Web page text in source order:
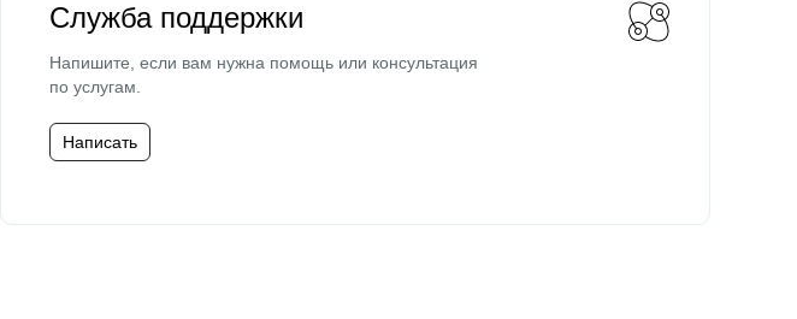
Служба поддержки
Напишите, если вам нужна помощь или консультация
по услугам.
Написать